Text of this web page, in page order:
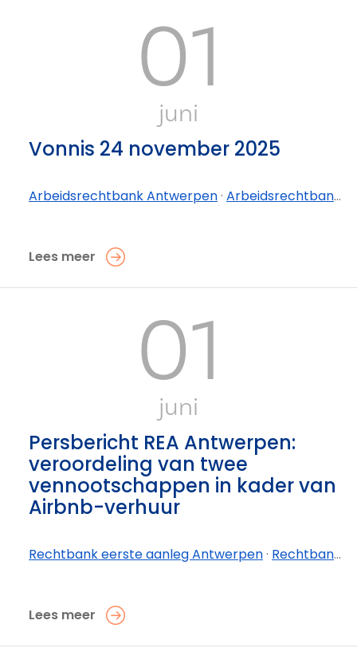
01
juni
Vonnis 24 november 2025
Arbeidsrechtbank Antwerpen· Arbeidsrechtbank Antwerpen - afdeling Antwerpen
Lees meer
01
juni
Persbericht REA Antwerpen:
veroordeling van twee
vennootschappen in kader van
Airbnb-verhuur
Rechtbank eerste aanleg Antwerpen· Rechtbank eerste aanleg Antwerpen - afdeling Antwerpen
Lees meer